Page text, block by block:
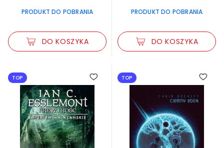
PRODUKT DO POBRANIA
DO KOSZYKA
PRODUKT DO POBRANIA
DO KOSZYKA
TOP TOP
sport